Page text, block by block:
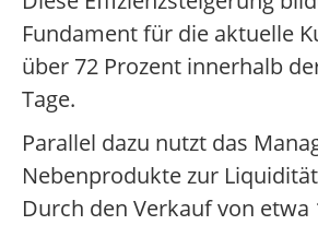
Fundament für die aktuelle
über 72 Prozent innerhalb
Tage.
Parallel dazu nutzt das
Nebenprodukte zur
Durch den Verkauf von etwa